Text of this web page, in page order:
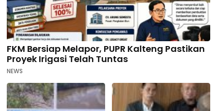
FKM Bersiap Melapor, PUPR Kalteng Pastikan
Proyek Irigasi Telah Tuntas
NEWS